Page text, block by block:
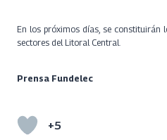
En los próximos días, se constituirán
sectores del Litoral Central.
Prensa Fundelec
+5